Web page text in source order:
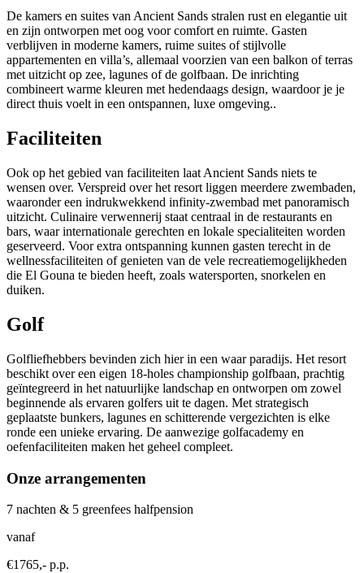
De kamers en suites van Ancient Sands stralen rust en elegantie uit
en zijn ontworpen met oog voor comfort en ruimte. Gasten
verblijven in moderne kamers, ruime suites of stijlvolle
appartementen en villa’s, allemaal voorzien van een balkon of terras
met uitzicht op zee, lagunes of de golfbaan. De inrichting
combineert warme kleuren met hedendaags design, waardoor je je
direct thuis voelt in een ontspannen, luxe omgeving..
Faciliteiten
Ook op het gebied van faciliteiten laat Ancient Sands niets te
wensen over. Verspreid over het resort liggen meerdere zwembaden,
waaronder een indrukwekkend infinity-zwembad met panoramisch
uitzicht. Culinaire verwennerij staat centraal in de restaurants en
bars, waar internationale gerechten en lokale specialiteiten worden
geserveerd. Voor extra ontspanning kunnen gasten terecht in de
wellnessfaciliteiten of genieten van de vele recreatiemogelijkheden
die El Gouna te bieden heeft, zoals watersporten, snorkelen en
duiken.
Golf
Golfliefhebbers bevinden zich hier in een waar paradijs. Het resort
beschikt over een eigen 18-holes championship golfbaan, prachtig
geïntegreerd in het natuurlijke landschap en ontworpen om zowel
beginnende als ervaren golfers uit te dagen. Met strategisch
geplaatste bunkers, lagunes en schitterende vergezichten is elke
ronde een unieke ervaring. De aanwezige golfacademy en
oefenfaciliteiten maken het geheel compleet.
Onze arrangementen
7 nachten & 5 greenfees halfpension
vanaf
€1765,- p.p.